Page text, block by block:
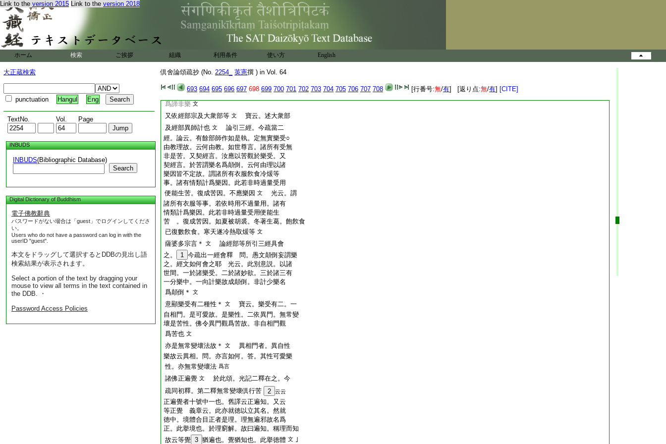
Link to the version 2015 Link to the version 2018
ホーム 検索 ご挨拶 組織 利用条件 使い方 English
大正蔵検索
punctuation Hangul Eng
TextNo. Vol. Page
INBUDS
INBUDS(Bibliographic Database)
Search
Digital Dictionary of Buddhism
電子佛教辭典
パスワードがない場合は「guest」でログインしてくださ
い。
Users who do not have a password can log in with the
userID "guest".
本文をドラッグして選択するとDDBの見出し語
検索結果が表示されます。
Select a portion of the text by dragging your
mouse to view all terms in the text contained in
the DDB. ・
Password Access Policies
倶舍論頌疏抄 (No. 2254_ 英憲撰 ) in Vol. 64
693 694 695 696 697 698 699 700 701 702 703 704 705 706 707 708 [行番号:無/有] [返り点:無/有] [CITE]
樂亦是苦也 文
經部祖師 文
光云。有餘經部鳩摩羅多。而
於中以頌釋言。以此樂受能爲未來苦果因
故。能集未來衆苦果故。有苦逼迫肴彼樂故。
遁云。由此三因。説
樂名苦。論云。破云。能爲苦因是集諦行相。豈
開於苦 文
婆沙正義解 8 云 光云。論主述説一切有部
正解。理實應言。聖者觀察諸三有及三有中
樂體皆是苦。以就行苦同一味故。由此立苦
爲諦非樂 文
又依經部宗及大衆部等 文
寶云。述大衆部
及經部異師計也 文
論引三經。今疏當二
經。論云。有餘部師作如是執。定無實樂受○
由教理故。云何由教。如世尊言。諸所有受無
非是苦。又契經言。汝應以苦觀於樂受。又
契經言。於苦謂樂名爲顛倒。云何由理以諸
樂因皆不定故。謂諸所有衣服飮食冷煖等
事。諸有情類計爲樂因。此若非時過量受用
便能生苦。復成苦因。不應樂因 文
光云。謂
諸所有衣服等事。若依時用不過量用。諸有
情類計爲樂因。此若非時過量受用便能生
苦 。復成苦因。如夏被胡裘。冬著生葛。飽飮食
已復數飮食。寒天遂冷熱取煖等 文
薩婆多宗言＊ 文
論經部等所引三經具會
之。
1 今疏出一經會釋 問。愚文顛倒妄謂樂
之。經文如何會之耶 光云。此別意説。以諸
世間。一於諸樂受。二於諸妙欲。三於諸三有
一分樂中。一向計樂故成顛倒。非計少樂名
爲顛倒＊
文
意顯樂受有二種性＊ 文
寶云。樂受有二。一
自相門。是可愛故。是樂性。二依異門。無常變
壞是苦性。佛令異門觀爲苦故。非自相門觀
爲苦也 文
亦是無常變壞法故＊ 文
異相門者。異自性
樂故云異相。問。亦言如何。答。其性可愛樂
性。亦無常變壞法 爲言
諸佛正遍覺 文
於此頌。光記二釋在之。今
疏同初釋。第二釋無常變壞倶行苦
2 云云
正遍覺者十號中一也。舊譯云正遍知。又云
等正覺 義章云。此亦就徳以立其名。然就
徳中。境體合目正者是理。理無遍邪故名爲
正。此擧境也。於理窮解。故曰遍知。稱理而知
故云等覺 3 猶遍也。覺猶知也。此擧徳體 文 ｣